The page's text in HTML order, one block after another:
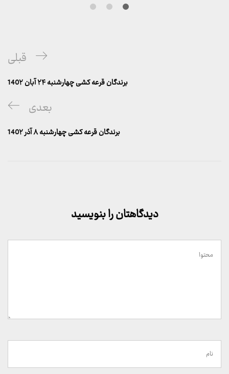
پست
قبلی
قبلی
برندگان قرعه کشی چهارشنبه ۲۴ آبان 140۲
پست
بعدی
بعدی
برندگان قرعه کشی چهارشنبه ۸ آذر 140۲
دیدگاهتان را بنویسید